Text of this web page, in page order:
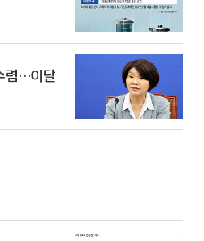
렴…이달